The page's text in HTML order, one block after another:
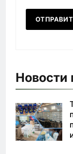
Новости